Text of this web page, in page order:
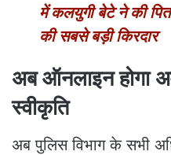
में कलयुगी बेटे ने की
की सबसे बड़ी किरदार
अब ऑनलाइन होगा
स्वीकृति
अब पुलिस विभाग के सभी